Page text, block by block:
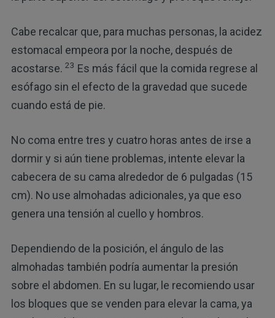
Cabe recalcar que, para muchas personas, la acidez
estomacal empeora por la noche, después de
acostarse. 23 Es más fácil que la comida regrese al
esófago sin el efecto de la gravedad que sucede
cuando está de pie.
No coma entre tres y cuatro horas antes de irse a
dormir y si aún tiene problemas, intente elevar la
cabecera de su cama alrededor de 6 pulgadas (15
cm). No use almohadas adicionales, ya que eso
genera una tensión al cuello y hombros.
Dependiendo de la posición, el ángulo de las
almohadas también podría aumentar la presión
sobre el abdomen. En su lugar, le recomiendo usar
los bloques que se venden para elevar la cama, ya